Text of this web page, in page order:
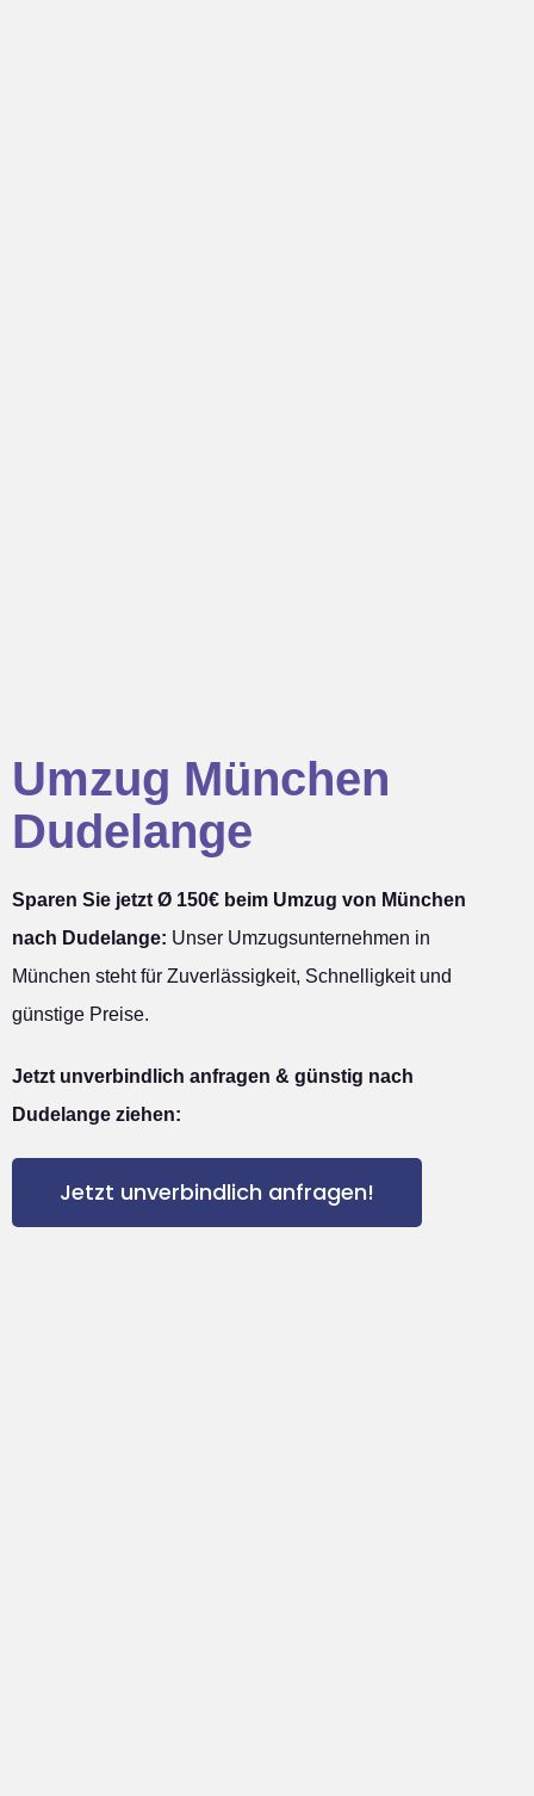
Umzug München
Dudelange
Sparen Sie jetzt Ø 150€ beim Umzug von München
nach Dudelange: Unser Umzugsunternehmen in
München steht für Zuverlässigkeit, Schnelligkeit und
günstige Preise.
Jetzt unverbindlich anfragen & günstig nach
Dudelange ziehen:
Jetzt unverbindlich anfragen!